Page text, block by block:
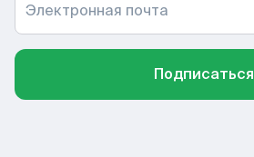
Электронная почта
Подписаться